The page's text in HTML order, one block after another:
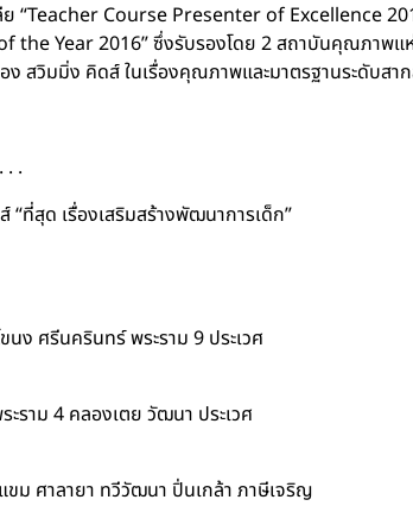
ย “Teacher Course Presenter of Excellence
Year 2016” ซึ่งรับรองโดย 2 สถาบันคุณภาพแห่
สวิมมิ่ง คิดส์ ในเรื่องคุณภาพและมาตรฐานระดับสา
. .
สุด เรื่องเสริมสร้างพัฒนาการเด็ก”
ง ศรีนครินทร์ พระราม 9 ประเวศ
ราม 4 คลองเตย วัฒนา ประเวศ
ศาลายา ทวีวัฒนา ปิ่นเกล้า ภาษีเจริญ